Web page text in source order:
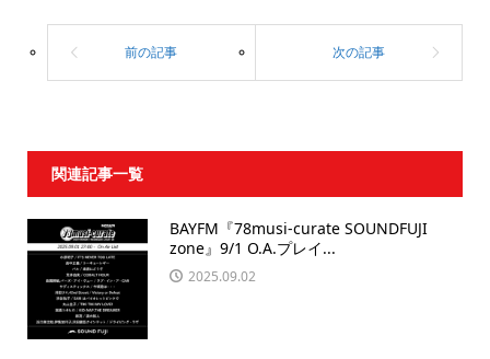
関連記事一覧
BAYFM『78musi-curate SOUNDFUJI
zone』9/1 O.A.プレイ...
2025.09.02